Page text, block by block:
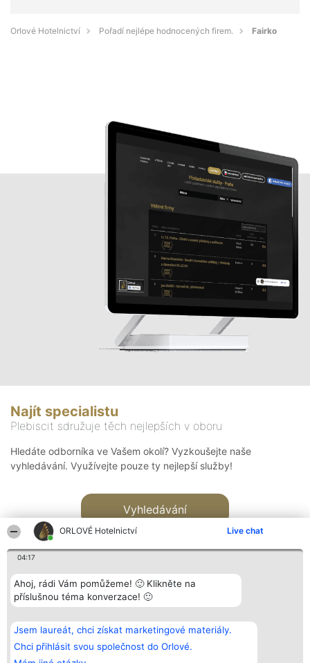
ORLOVÉ Hotelnictví Live chat
04:17
Ahoj, rádi Vám pomůžeme! 🙂 Klikněte na
příslušnou téma konverzace! 🙂
Jsem laureát, chci získat marketingové materiály.
Chci přihlásit svou společnost do Orlové.
Orlové Hotelnictví Pořadí nejlépe hodnocených firem. Fairko
Najít specialistu
Plebiscit sdružuje těch nejlepších v oboru
Hledáte odborníka ve Vašem okolí? Vyzkoušejte naše
vyhledávání. Využívejte pouze ty nejlepší služby!
Vyhledávání
Bright Side Solutions sp. z o.
o. sp. k.
ul. Ruska 22
Wrocław 50-079
Vítězové
Seznam všech
laureátů
Zásady
Kontakt